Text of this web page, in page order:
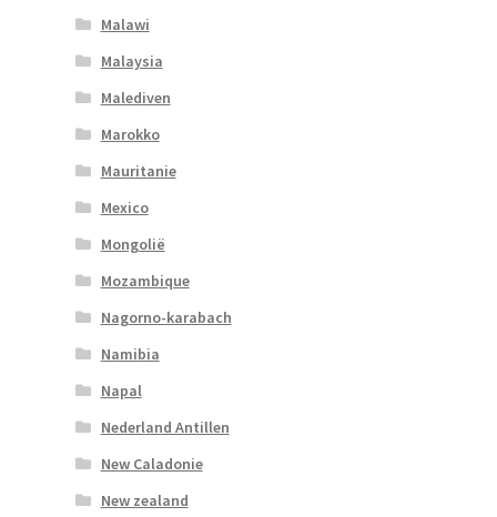
Malawi
Malaysia
Malediven
Marokko
Mauritanie
Mexico
Mongolië
Mozambique
Nagorno-karabach
Namibia
Napal
Nederland Antillen
New Caladonie
New zealand